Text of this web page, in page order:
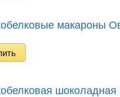
макароны